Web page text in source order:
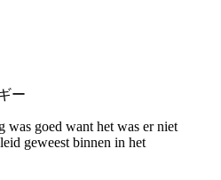
ー
was goed want het was er niet
geweest binnen in het